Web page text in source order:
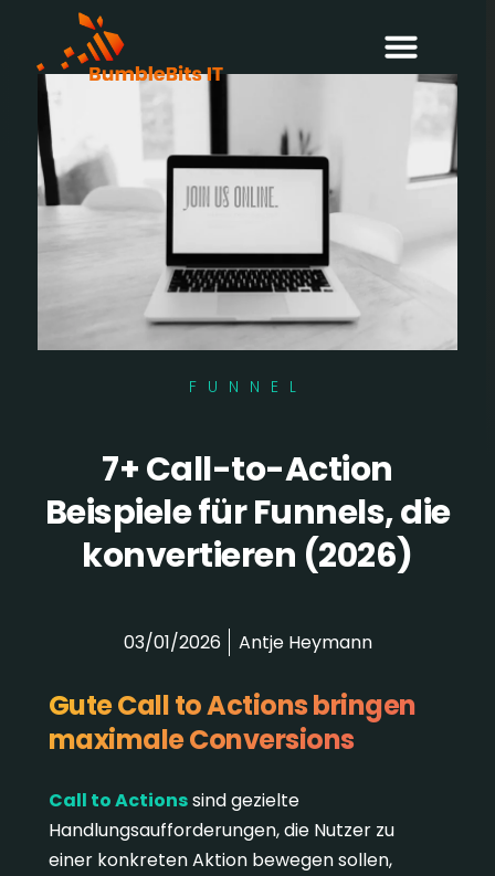
FUNNEL
7+ Call-to-Action
Beispiele für Funnels, die
konvertieren (2026)
03/01/2026 Antje Heymann
Gute Call to Actions bringen
maximale Conversions
Call to Actionssind gezielte
Handlungsaufforderungen, die Nutzer zu
einer konkreten Aktion bewegen sollen,